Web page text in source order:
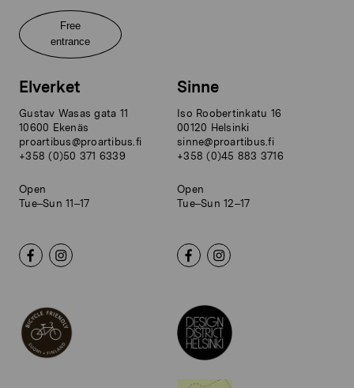
Free
entrance
Elverket
Gustav Wasas gata 11
10600 Ekenäs
proartibus@proartibus.fi
+358 (0)50 371 6339
Open
Tue–Sun 11–17
Sinne
Iso Roobertinkatu 16
00120 Helsinki
sinne@proartibus.fi
+358 (0)45 883 3716
Open
Tue–Sun 12–17